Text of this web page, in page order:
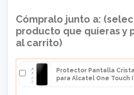
Cómpralo junto a:
producto que quieras y
al carrito)
Protector Pantalla
para Alcatel One Touch